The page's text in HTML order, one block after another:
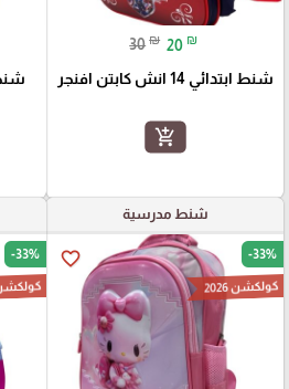
30 ₪ 20 ₪
شنط ابتدائي 14 انش كابتن افنجر
add_shopping_cart
شنط
شنط مدرسية
favorite_border -33%
كولكشن 2026
-33%
كولكشن